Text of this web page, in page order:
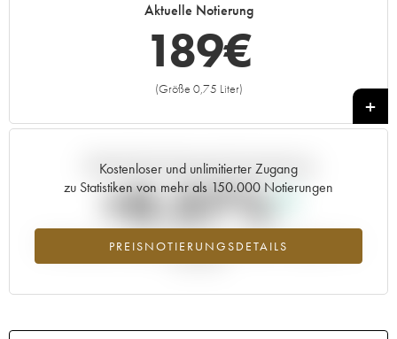
1999 1998 1997
1993
Aktuelle Notierung
189€
(Größe 0,75 Liter)
+
Kostenloser und unlimitierter Zugang
zu Statistiken von mehr als 150.000 Notierungen
PREISNOTIERUNGSDETAILS
Aktuelle Entwicklung der Preisnotierung
+0.37%
Preisanstiegs des Jahrgangs 2020 im Jahr 2026 im Vergleich zum